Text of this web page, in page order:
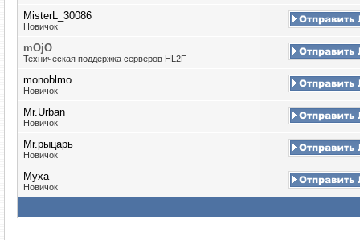
MisterL_30086
Новичок
mOjO
Техническая поддержка серверов HL2F
monoblmo
Новичок
Mr.Urban
Новичок
Mr.рыцарь
Новичок
Myxa
Новичок